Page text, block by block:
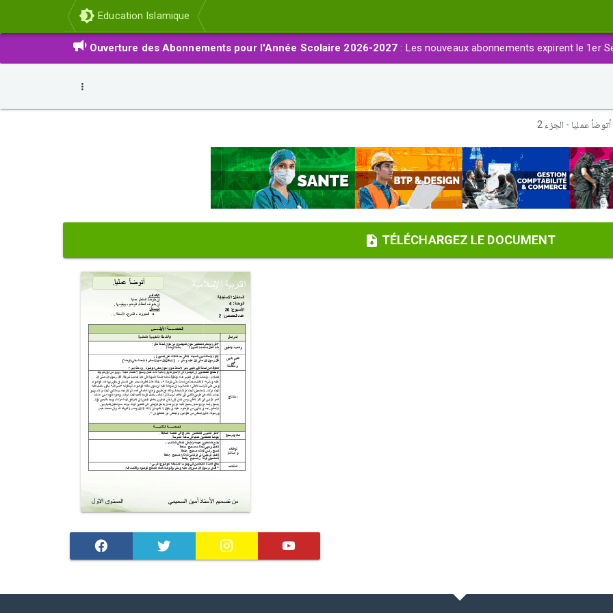
Education Islamique
Ouverture des Abonnements pour l'Année Scolaire 2026-2027 : Les nouveaux abonnements expirent le 1er
أتوضأ عملیا - الجزء 2
TÉLÉCHARGEZ LE DOCUMENT